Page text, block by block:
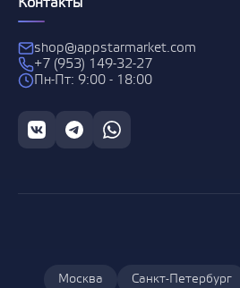
shop@appstarmarket.com
+7 (953) 149-32-27
Пн-Пт: 9:00 - 18:00
Москва Санкт-Петербург